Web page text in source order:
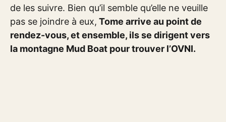
de les suivre. Bien qu’il semble qu’elle ne veuille
pas se joindre à eux, Tome arrive au point de
rendez-vous, et ensemble, ils se dirigent vers
la montagne Mud Boat pour trouver l’OVNI.